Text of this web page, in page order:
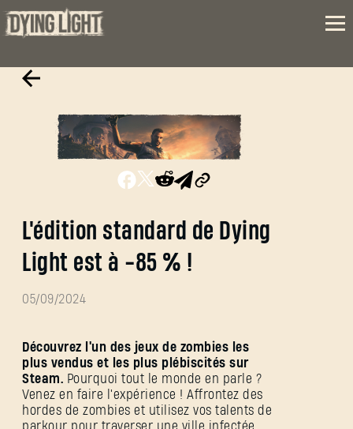
L'édition standard de Dying
Light est à -85 % !
05/09/2024
Découvrez l'un des jeux de zombies les
plus vendus et les plus plébiscités sur
Steam. Pourquoi tout le monde en parle ?
Venez en faire l'expérience ! Affrontez des
hordes de zombies et utilisez vos talents de
parkour pour traverser une ville infectée.